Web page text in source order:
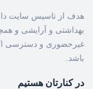
هدف از تاسیس سایت
بهداشتی و آرایشی و
غیرحضوری و دسترسی
باشد.
در کنارتان هستیم